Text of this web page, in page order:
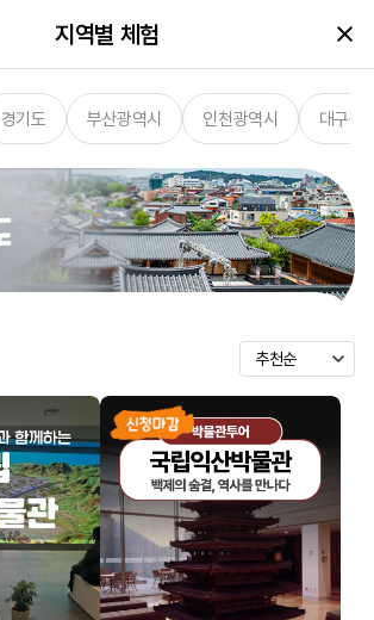
지역별 체험
경기도 부산광역시 인천광역시 대구광